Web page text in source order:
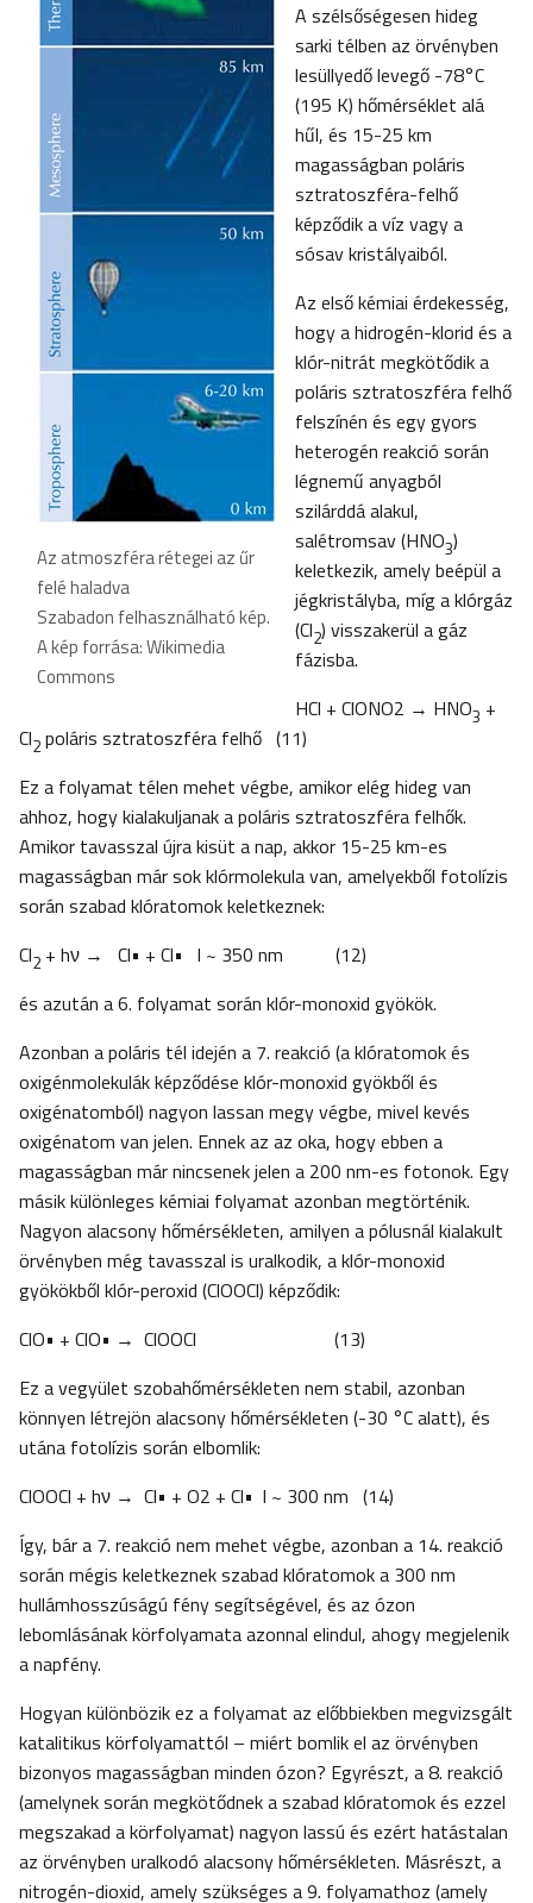
Az atmoszféra rétegei az űr
felé haladva
Szabadon felhasználható kép.
A kép forrása: Wikimedia
Commons
A szélsőségesen hideg
sarki télben az örvényben
lesüllyedő levegő -78°C
(195 K) hőmérséklet alá
hűl, és 15-25 km
magasságban poláris
sztratoszféra-felhő
képződik a víz vagy a
sósav kristályaiból.
Az első kémiai érdekesség,
hogy a hidrogén-klorid és a
klór-nitrát megkötődik a
poláris sztratoszféra felhő
felszínén és egy gyors
heterogén reakció során
légnemű anyagból
szilárddá alakul,
salétromsav (HNO3)
keletkezik, amely beépül a
jégkristályba, míg a klórgáz
(Cl2) visszakerül a gáz
fázisba.
HCl + ClONO2 → HNO3 +
Cl2 poláris sztratoszféra felhő (11)
Ez a folyamat télen mehet végbe, amikor elég hideg van
ahhoz, hogy kialakuljanak a poláris sztratoszféra felhők.
Amikor tavasszal újra kisüt a nap, akkor 15-25 km-es
magasságban már sok klórmolekula van, amelyekből fotolízis
során szabad klóratomok keletkeznek:
Cl2 + hν → Cl• + Cl• l ~ 350 nm (12)
és azután a 6. folyamat során klór-monoxid gyökök.
Azonban a poláris tél idején a 7. reakció (a klóratomok és
oxigénmolekulák képződése klór-monoxid gyökből és
oxigénatomból) nagyon lassan megy végbe, mivel kevés
oxigénatom van jelen. Ennek az az oka, hogy ebben a
magasságban már nincsenek jelen a 200 nm-es fotonok. Egy
másik különleges kémiai folyamat azonban megtörténik.
Nagyon alacsony hőmérsékleten, amilyen a pólusnál kialakult
örvényben még tavasszal is uralkodik, a klór-monoxid
gyökökből klór-peroxid (ClOOCl) képződik:
ClO• + ClO• → ClOOCl (13)
Ez a vegyület szobahőmérsékleten nem stabil, azonban
könnyen létrejön alacsony hőmérsékleten (-30 °C alatt), és
utána fotolízis során elbomlik:
ClOOCl + hν → Cl• + O2 + Cl• l ~ 300 nm (14)
Így, bár a 7. reakció nem mehet végbe, azonban a 14. reakció
során mégis keletkeznek szabad klóratomok a 300 nm
hullámhosszúságú fény segítségével, és az ózon
lebomlásának körfolyamata azonnal elindul, ahogy megjelenik
a napfény.
Hogyan különbözik ez a folyamat az előbbiekben megvizsgált
katalitikus körfolyamattól – miért bomlik el az örvényben
bizonyos magasságban minden ózon? Egyrészt, a 8. reakció
(amelynek során megkötődnek a szabad klóratomok és ezzel
megszakad a körfolyamat) nagyon lassú és ezért hatástalan
az örvényben uralkodó alacsony hőmérsékleten. Másrészt, a
nitrogén-dioxid, amely szükséges a 9. folyamathoz (amely